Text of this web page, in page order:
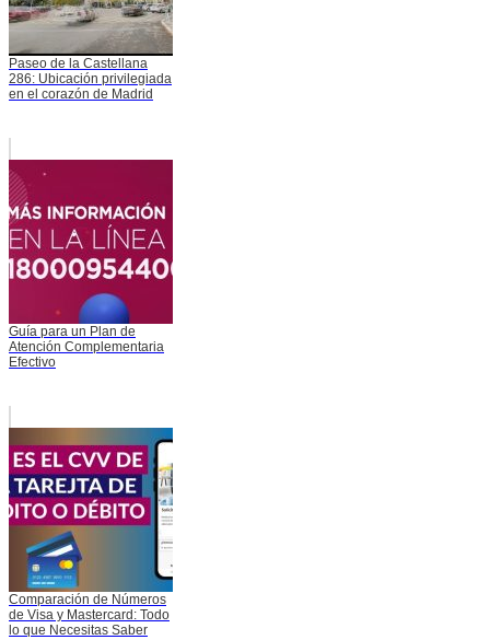
Paseo de la Castellana
286: Ubicación privilegiada
en el corazón de Madrid
Guía para un Plan de
Atención Complementaria
Efectivo
Comparación de Números
de Visa y Mastercard: Todo
lo que Necesitas Saber